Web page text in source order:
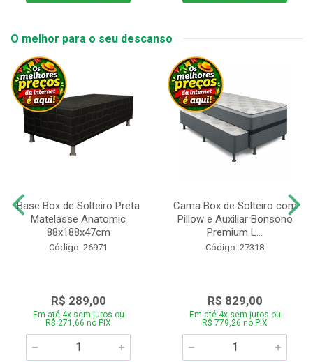
O melhor para o seu descanso
Base Box de Solteiro Preta
Matelasse Anatomic
88x188x47cm
Código: 26971
R$ 289,00
Em até 4x sem juros ou
R$ 271,66 no PIX
Cama Box de Solteiro com
Pillow e Auxiliar Bonsono
Premium L...
Código: 27318
R$ 829,00
Em até 4x sem juros ou
R$ 779,26 no PIX